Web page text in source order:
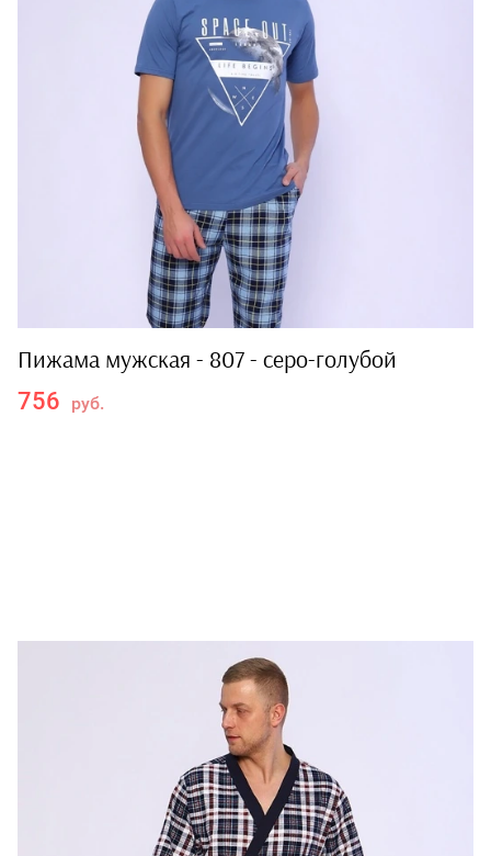
Пижама мужская - 807 - серо-голубой
756 руб.